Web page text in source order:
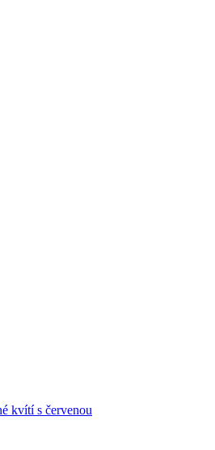
kvítí s červenou